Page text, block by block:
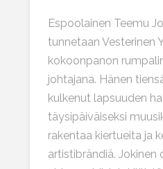
Espoolainen Teemu
tunnetaan Vesterinen
kokoonpanon
johtajana. Hänen
kulkenut lapsuuden
täysipäiväiseksi
rakentaa kiertueita ja
artistibrändiä. Jokinen